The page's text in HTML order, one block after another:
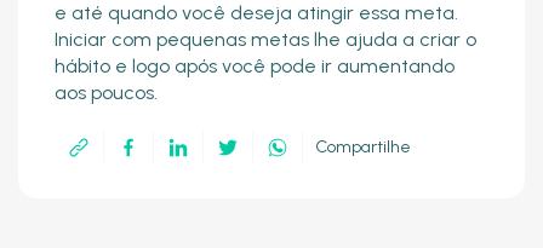
e até quando você deseja atingir essa meta.
Iniciar com pequenas metas lhe ajuda a criar o
hábito e logo após você pode ir aumentando
aos poucos.
Compartilhe